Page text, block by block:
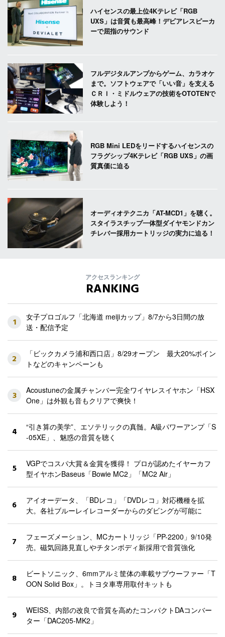
ハイセンスの最上位4Kテレビ「RGB
UXS」は音質も最高峰！デビアレスピーカ
ーで屈指のサウンド
フルデジタルアンプからゲーム、カラオケ
まで。ソフトウェアで「いい音」を支える
ＣＲＩ・ミドルウェアの技術をOTOTENで
体験しよう！
RGB Mini LEDをリードするハイセンスの
フラグシップ4Kテレビ「RGB UXS」の画
質真価に迫る
オーディオテクニカ「AT-MCD1」を聴く。
スタイラスチップ一体型ダイヤモンドカン
チレバー採用カートリッジの実力に迫る！
アクセスランキング
RANKING
1
女子プロゴルフ「北海道 meijiカップ」8/7から3日間の放
送・配信予定
2
「ビックカメラ浦和西口店」8/29オープン 最大20%ポイン
トなどのキャンペーンも
3
Acoustuneの金属チャンバー完全ワイヤレスイヤホン「HSX
One」は外観も音もクリアで爽快！
4
“引き算の美学”、エソテリックの真髄。A級パワーアンプ「S
-05XE」、魅惑の音質を聴く
5
VGPでコスパ大賞＆金賞を獲得！ プロが認めたイヤーカフ
型イヤホンBaseus「Bowie MC2」「MC2 Air」
6
アイオーデータ、「BDレコ」「DVDレコ」対応機種を拡
大。各社ブルーレイレコーダーからのダビングが可能に
7
フェーズメーション、MCカートリッジ「PP-2200」9/10発
売。磁気回路見直しやチタンボディ新採用で音質強化
8
ビートソニック、6mmアルミ筐体の車載サブウーファー「T
OON Solid Box」。トヨタ車専用取付キットも
9
WEISS、内部の改良で音質を高めたコンパクトDAコンバー
ター「DAC205-MK2」